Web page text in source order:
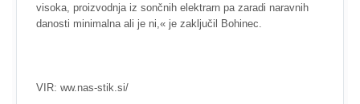
visoka, proizvodnja iz sončnih elektrarn pa zaradi naravnih
danosti minimalna ali je ni,« je zaključil Bohinec.
VIR: ww.nas-stik.si/